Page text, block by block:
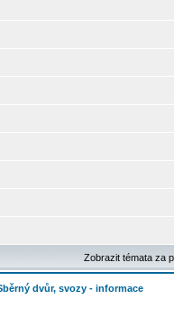
Zobrazit témata za
dvůr, svozy - informace